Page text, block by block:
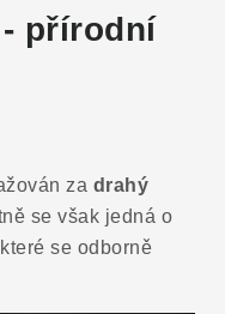
přírodní
za drahý
se však jedná o
se odborně